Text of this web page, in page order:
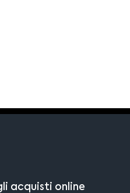
acquisti online